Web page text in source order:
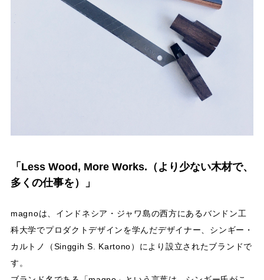
「Less Wood, More Works.（より少ない木材で、
多くの仕事を）」
magnoは、インドネシア・ジャワ島の西方にあるバンドン工
科大学でプロダクトデザインを学んだデザイナー、シンギー・
カルトノ（Singgih S. Kartono）により設立されたブランドで
す。